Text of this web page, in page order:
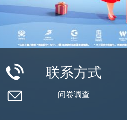
联系方式
问卷调查